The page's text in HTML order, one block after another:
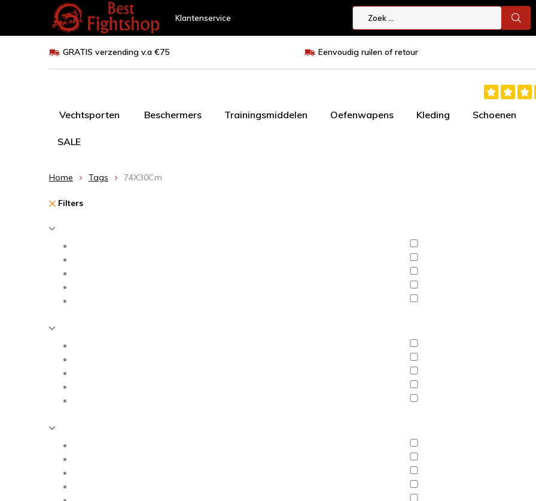
Klantenservice
GRATIS verzending v.a €75 Eenvoudig ruilen of retour
Vechtsporten Beschermers Trainingsmiddelen Oefenwapens Kleding Schoenen
SALE
Home Tags 74X30Cm
Filters